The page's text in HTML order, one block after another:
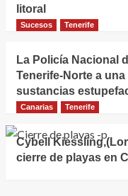
litoral
Sucesos Tenerife
La Policía Nacional
Tenerife-Norte a
sustancias
Canarias Tenerife
Cybell
cierre de playas en